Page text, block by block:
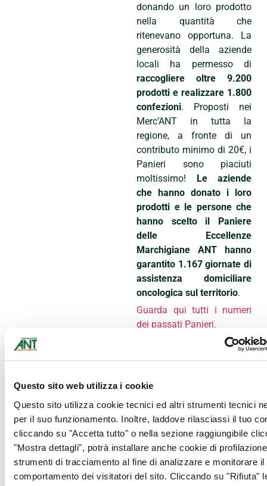
Questo sito web utilizza i cookie
Questo sito utilizza cookie tecnici ed altri strumenti tecnici
per il suo funzionamento. Inoltre, laddove rilasciassi il tuo
cliccando su "Accetta tutto" o nella sezione raggiungibile
"Mostra dettagli", potrà installare anche cookie di
strumenti di tracciamento al fine di analizzare e monitorare il
comportamento dei visitatori del sito. Cliccando su "Rifiuta"
donando un loro prodotto
nella quantità che
ritenevano opportuna. La
generosità della aziende
locali ha permesso di
raccogliere oltre 9.200
prodotti e realizzare 1.800
confezioni. Proposti nei
Merc’ANT in tutta la
regione, a fronte di un
contributo minimo di 20€, i
Panieri sono piaciuti
moltissimo! Le aziende
che hanno donato i loro
prodotti e le persone che
hanno scelto il Paniere
delle Eccellenze
Marchigiane ANT hanno
garantito 1.167 giornate di
assistenza domiciliare
oncologica sul territorio.
Guarda qui tutti i numeri
dei passati Panieri.
Quest’anno vogliamo
ANT.
dona i tuoi prodotti
d’eccellenza!Contatta la
referente Jara Vernarecci,
347 5229625 –
jara.vernarecci@ant.it
Cosa aspetti?Partecipa al